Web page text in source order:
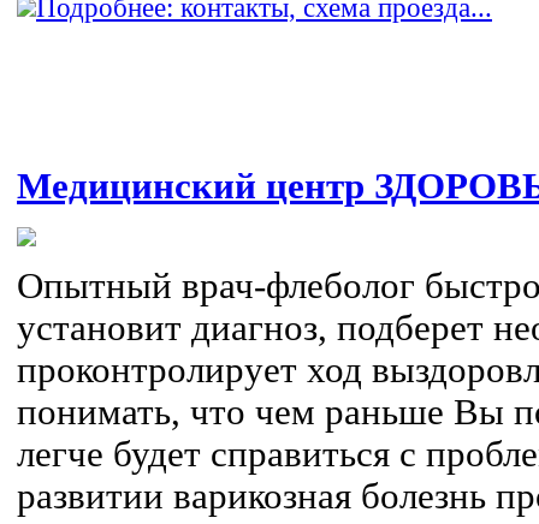
Подробнее: контакты, схема проезда...
Медицинский центр
Опытный врач-флеболог
установит диагноз, подберет
проконтролирует ход
понимать, что чем раньше Вы
легче будет справиться с
развитии варикозная болезнь